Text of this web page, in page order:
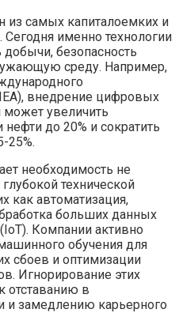
из самых капиталоемких и
именно технологии
безопасность
среду. Например,
внедрение цифровых
может увеличить
до 20% и сократить
25%.
необходимость не
технической
как автоматизация,
больших данных
Компании активно
обучения для
сбоев и оптимизации
Игнорирование этих
отставанию в
и замедлению карьерного